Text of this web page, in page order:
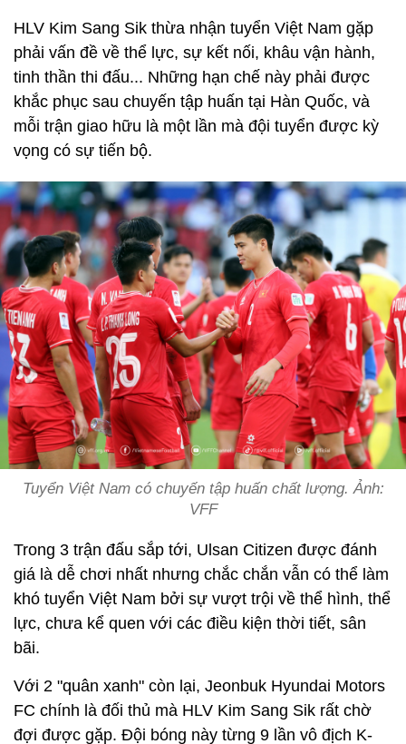
HLV Kim Sang Sik thừa nhận tuyển Việt Nam gặp
phải vấn đề về thể lực, sự kết nối, khâu vận hành,
tinh thần thi đấu... Những hạn chế này phải được
khắc phục sau chuyến tập huấn tại Hàn Quốc, và
mỗi trận giao hữu là một lần mà đội tuyển được kỳ
vọng có sự tiến bộ.
Tuyển Việt Nam có chuyến tập huấn chất lượng. Ảnh:
VFF
Trong 3 trận đấu sắp tới, Ulsan Citizen được đánh
giá là dễ chơi nhất nhưng chắc chắn vẫn có thể làm
khó tuyển Việt Nam bởi sự vượt trội về thể hình, thể
lực, chưa kể quen với các điều kiện thời tiết, sân
bãi.
Với 2 "quân xanh" còn lại, Jeonbuk Hyundai Motors
FC chính là đối thủ mà HLV Kim Sang Sik rất chờ
đợi được gặp. Đội bóng này từng 9 lần vô địch K-